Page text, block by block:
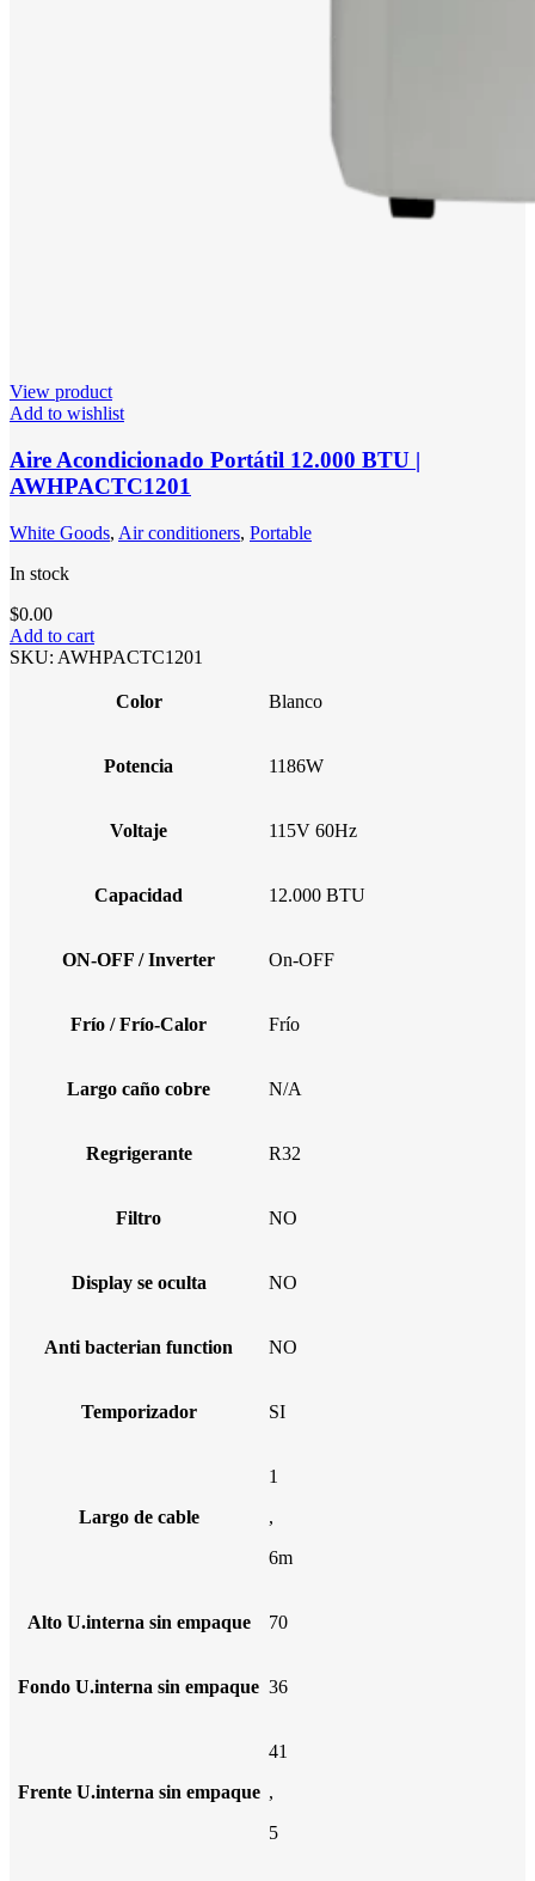
View product
Add to wishlist
Aire Acondicionado Portátil 12.000 BTU |
AWHPACTC1201
White Goods, Air conditioners, Portable
In stock
$0.00
Add to cart
SKU: AWHPACTC1201
Color Blanco
Potencia 1186W
Voltaje 115V 60Hz
Capacidad 12.000 BTU
ON-OFF / Inverter On-OFF
Frío / Frío-Calor Frío
Largo caño cobre N/A
Regrigerante R32
Filtro NO
Display se oculta NO
Anti bacterian function NO
Temporizador SI
Largo de cable
1
,
6m
Alto U.interna sin empaque 70
Fondo U.interna sin empaque 36
Frente U.interna sin empaque
41
,
5